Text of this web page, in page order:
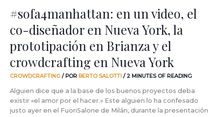
#sofa4manhattan: en un video, el
co-diseñador en Nueva York, la
prototipación en Brianza y el
crowdcrafting en Nueva York
CROWDCRAFTING / POR BERTO SALOTTI /2 MINUTES OF READING
Alguien dice que a la base de los buenos proyectos deba
existir «el amor por el hacer.» Este alguien lo ha confesado
justo ayer en el FuoriSalone de Milán, durante la presentación
Brianza
el
crowdcrafting
en
Nueva
York